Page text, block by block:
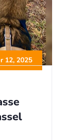
12, 2025